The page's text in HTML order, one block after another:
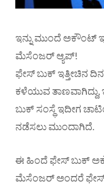
ಇನ್ನು ಮುಂದೆ ಅಕೌಂಟ್
ಮೆಸೆಂಜರ್ ಆ್ಯಪ್!
ಫೇಸ್ ಬುಕ್ ಇತ್ತೀಚಿನ
ಕಳೆಯುವ ತಾಣವಾಗಿದ್ದು,
ಬುಕ್ ಸಂಸ್ಥೆ ಇದೀಗ
ನಡೆಸಲು ಮುಂದಾಗಿದೆ.
ಈ ಹಿಂದೆ ಫೇಸ್ ಬುಕ್
ಮೆಸೆಂಜರ್ ಅಂದರೆ ಫೇಸ್